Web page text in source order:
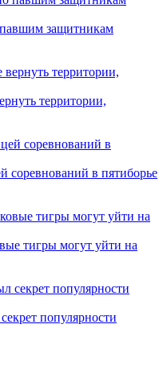
защитникам
территории,
соревнований в пятиборье
тигры могут уйти на
популярности